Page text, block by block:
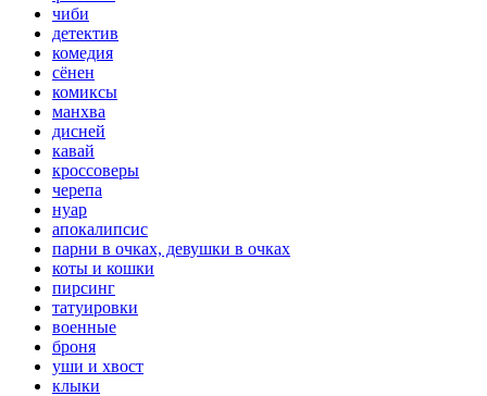
чиби
детектив
комедия
сёнен
комиксы
манхва
дисней
кавай
кроссоверы
черепа
нуар
апокалипсис
парни в очках, девушки в очках
коты и кошки
пирсинг
татуировки
военные
броня
уши и хвост
клыки